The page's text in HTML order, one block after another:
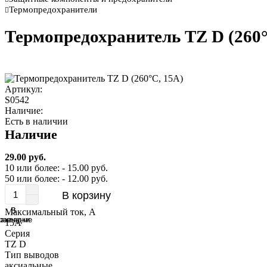
Термопредохранители
Термопредохранитель TZ D
Артикул:
S0542
Наличие:
Есть в наличии
Наличие
29.00 руб.
10 или более: - 15.00 руб.
50 или более: - 12.00 руб.
В корзину
В
В
Максимальный ток, А
15A
Серия
TZ D
Тип выводов